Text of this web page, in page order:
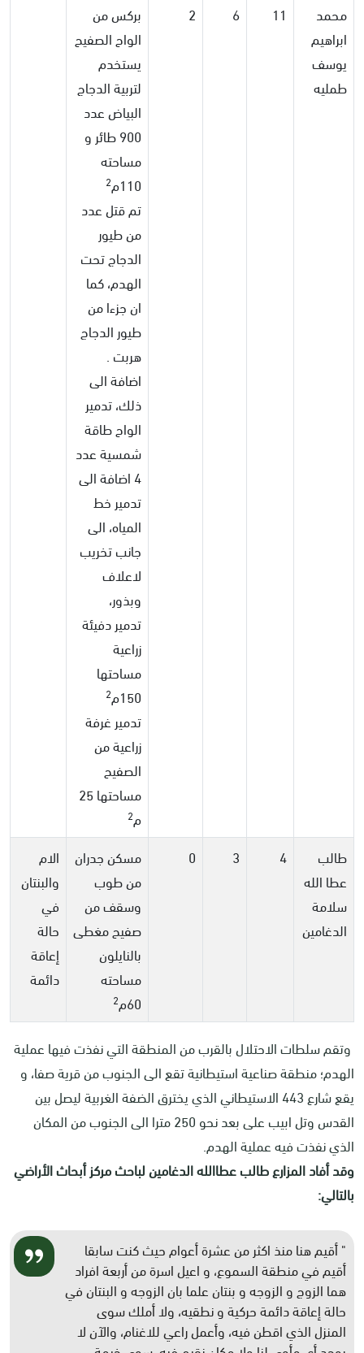
محمد
ابراهيم
يوسف
طمليه
11
6
2
بركس من
الواح الصفيح
يستخدم
لتربية الدجاج
البياض عدد
900 طائر و
مساحته
110م 2
تم قتل عدد
من طيور
الدجاج تحت
الهدم، كما
ان جزءا من
طيور الدجاج
هربت .
اضافة الى
ذلك، تدمير
الواح طاقة
شمسية عدد
4 اضافة الى
تدمير خط
المياه، الى
جانب تخريب
لاعلاف
وبذور،
تدمير دفيئة
زراعية
مساحتها
150م 2
تدمير غرفة
زراعية من
الصفيح
مساحتها 25
م2
طالب
عطا الله
سلامة
الدغامين
4
3
0
مسكن جدران
من طوب
وسقف من
صفيح مغطى
بالنايلون
مساحته
60م 2
الام
والبنتان
في
حالة
إعاقة
دائمة
وتقم سلطات الاحتلال بالقرب من المنطقة التي نفذت فيها عملية
الهدم؛ منطقة صناعية استيطانية تقع الى الجنوب من قرية صفا، و
يقع شارع 443 الاستيطاني الذي يخترق الضفة الغربية ليصل بين
القدس وتل ابيب على بعد نحو 250 مترا الى الجنوب من المكان
الذي نفذت فيه عملية الهدم.
وقد أفاد المزارع طالب عطاالله الدغامين لباحث مركز أبحاث الأراضي
بالتالي:
" أقيم هنا منذ اكثر من عشرة أعوام حيث كنت سابقا
أقيم في منطقة السموع، و اعيل اسرة من أربعة افراد
هما الزوج و الزوجه و بنتان علما بان الزوجه و البنتان في
حالة إعاقة دائمة حركية و نطقيه، ولا أملك سوى
المنزل الذي اقطن فيه، وأعمل راعي للاغنام، والآن لا